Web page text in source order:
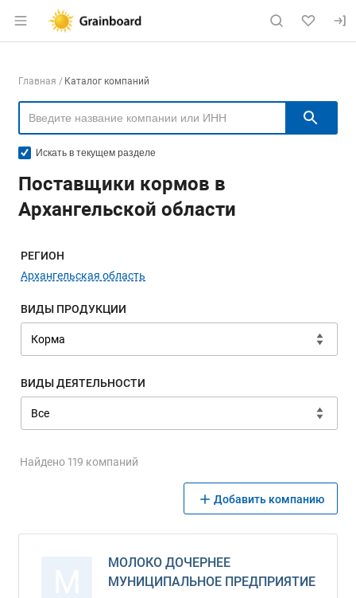
Раздел навигации по сайту
Навигация по компаниям
Главная Каталог компаний
Искать в текущем разделе
Поставщики кормов в
Архангельской области
Меню навигации
РЕГИОН
Архангельская область
ВИДЫ ПРОДУКЦИИ
ВИДЫ ДЕЯТЕЛЬНОСТИ
Найдено 119 компаний
Добавить компанию
МОЛОКО ДОЧЕРНЕЕ
МУНИЦИПАЛЬНОЕ ПРЕДПРИЯТИЕ